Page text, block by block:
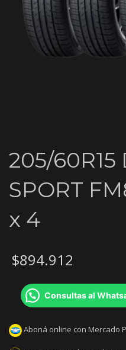
205/60R15
SPORT
x 4
$894.912
Consultas al
Aboná online con Mercado